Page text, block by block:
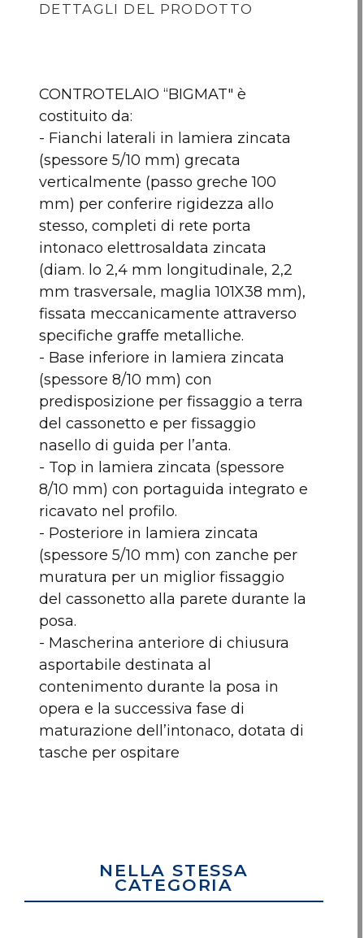
DETTAGLI DEL PRODOTTO
CONTROTELAIO “BIGMAT" è
costituito da:
- Fianchi laterali in lamiera zincata
(spessore 5/10 mm) grecata
verticalmente (passo greche 100
mm) per conferire rigidezza allo
stesso, completi di rete porta
intonaco elettrosaldata zincata
(diam. lo 2,4 mm longitudinale, 2,2
mm trasversale, maglia 101X38 mm),
fissata meccanicamente attraverso
specifiche graffe metalliche.
- Base inferiore in lamiera zincata
(spessore 8/10 mm) con
predisposizione per fissaggio a terra
del cassonetto e per fissaggio
nasello di guida per l’anta.
- Top in lamiera zincata (spessore
8/10 mm) con portaguida integrato e
ricavato nel profilo.
- Posteriore in lamiera zincata
(spessore 5/10 mm) con zanche per
muratura per un miglior fissaggio
del cassonetto alla parete durante la
posa.
- Mascherina anteriore di chiusura
asportabile destinata al
contenimento durante la posa in
opera e la successiva fase di
maturazione dell’intonaco, dotata di
tasche per ospitare
NELLA STESSA
CATEGORIA